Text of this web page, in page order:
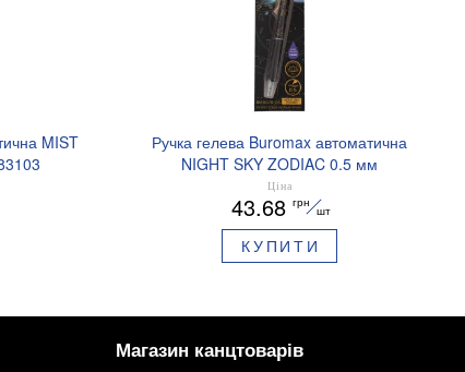
MIST
Ручка гелева Buromax автоматична
NIGHT SKY ZODIAC 0.5 мм
ароматизований грип синє чорнило
BM.8379-01
Ціна
43.68 грн
шт
КУПИТИ
Магазин канцтоварів